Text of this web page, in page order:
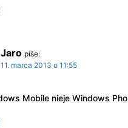
Jaro píše:
11. marca 2013 o 11:55
Mobile nieje Windows